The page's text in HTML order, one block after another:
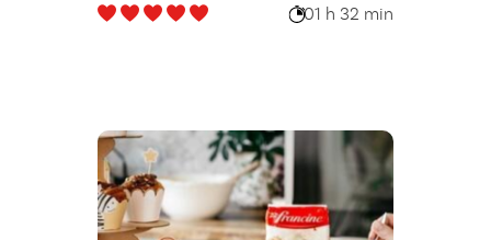
01 h 32 min